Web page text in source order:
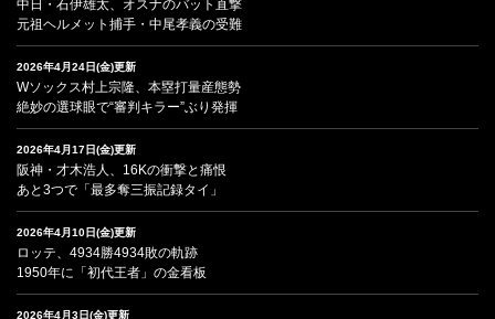
中日・石伊雄太、オスナのバット直撃
元祖ヘルメット捕手・中尾孝義の受難
2026年4月24日(金)更新
Wソックス村上宗隆、本塁打量産態勢
絶妙の選球眼で“審判キラー”ぶり発揮
2026年4月17日(金)更新
阪神・才木浩人、16Kの衝撃と痛恨
あと3つで「最多奪三振記録タイ」
2026年4月10日(金)更新
ロッテ、4934勝4934敗の軌跡
1950年に「初代王者」の金看板
2026年4月3日(金)更新